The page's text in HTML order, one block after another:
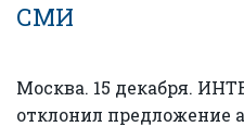
СМИ
Москва. 15 декабря.
отклонил предложение